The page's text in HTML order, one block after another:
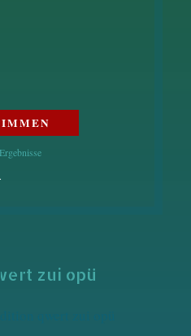
zui opü